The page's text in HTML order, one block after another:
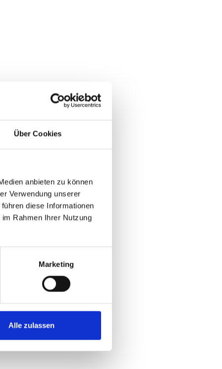
Über Cookies
anbieten zu können
Verwendung unserer
diese Informationen
Rahmen Ihrer Nutzung
Marketing
Alle zulassen